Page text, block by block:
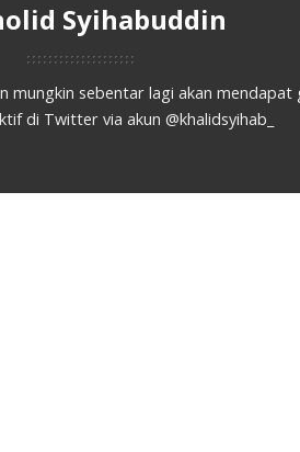
Syihabuddin
mungkin sebentar lagi akan
di Twitter via akun @khalidsyihab_